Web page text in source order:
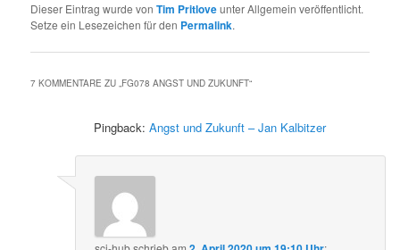
Dieser Eintrag wurde vonTim Pritloveunter Allgemein veröffentlicht.
Setze ein Lesezeichen für den Permalink.
7 KOMMENTARE ZU „FG078 ANGST UND ZUKUNFT“
Pingback:Angst und Zukunft – Jan Kalbitzer